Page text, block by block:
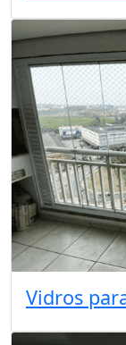
Vidros